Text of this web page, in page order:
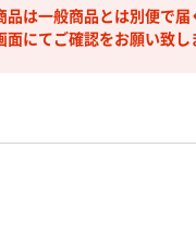
品は一般商品とは別便で
面にてご確認をお願い致し